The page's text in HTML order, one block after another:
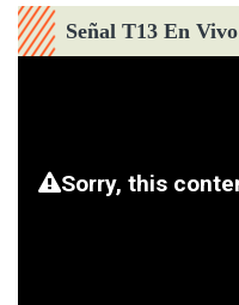
Señal T13 En Vivo